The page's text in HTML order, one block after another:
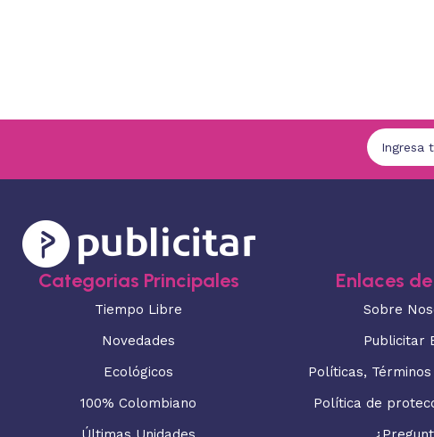
Categorias Principales
Tiempo Libre
Novedades
Ecológicos
100% Colombiano
Enlaces
Sobre
Publicitar
Políticas,
Política de